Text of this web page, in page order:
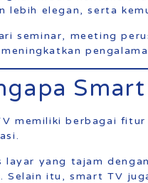
lebih elegan, serta
seminar, meeting
memiliki berbagai
layar yang tajam
Selain itu, smart TV